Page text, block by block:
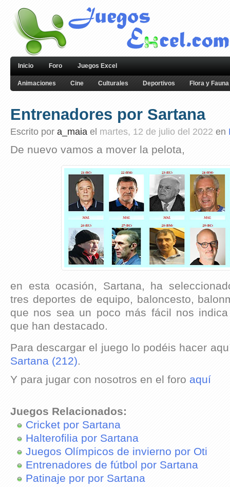
Inicio Foro Juegos Excel
Animaciones Cine Culturales Deportivos Flora y Fauna
Entrenadores por Sartana
Escrito por a_maia el martes, 12 de julio del 2022 en
De nuevo vamos a mover la pelota,
en esta ocasión, Sartana, ha
tres deportes de equipo, baloncesto,
que nos sea un poco más fácil nos
que han destacado.
Para descargar el juego lo podéis hacer
Sartana (212).
Y para jugar con nosotros en el foro aquí
Juegos Relacionados:
Cricket por Sartana
Halterofilia por Sartana
Juegos Olímpicos de invierno por Oti
Entrenadores de fútbol por Sartana
Patinaje por por Sartana